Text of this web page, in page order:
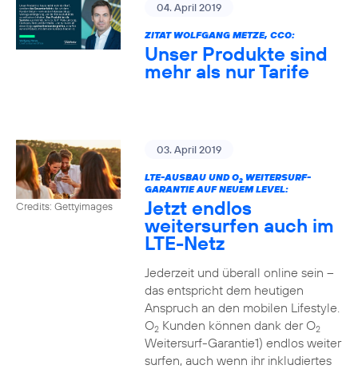
04. April 2019
ZITAT WOLFGANG METZE, CCO:
Unser Produkte sind
mehr als nur Tarife
Credits: Gettyimages
03. April 2019
LTE-AUSBAU UND O2WEITERSURF-
GARANTIE AUF NEUEM LEVEL:
Jetzt endlos
weitersurfen auch im
LTE-Netz
Jederzeit und überall online sein –
das entspricht dem heutigen
Anspruch an den mobilen Lifestyle.
O2Kunden können dank der O2
Weitersurf-Garantie1) endlos weiter
surfen, auch wenn ihr inkludiertes